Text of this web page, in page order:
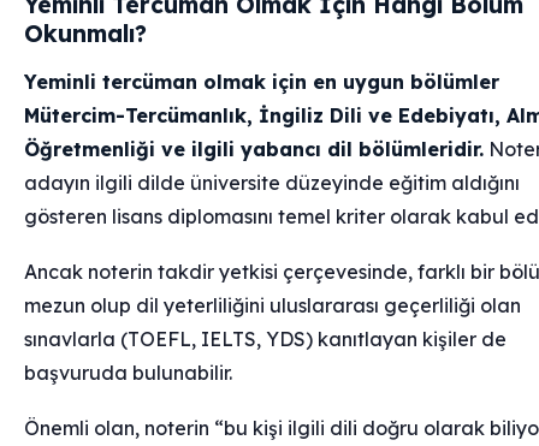
Okunmalı?
Yeminli tercüman olmak için en uygun bölümler
Mütercim-Tercümanlık, İngiliz Dili ve Edebiyatı,
Öğretmenliği ve ilgili yabancı dil bölümleridir.
adayın ilgili dilde üniversite düzeyinde eğitim aldığını
gösteren lisans diplomasını temel kriter olarak kabul
Ancak noterin takdir yetkisi çerçevesinde, farklı bir
mezun olup dil yeterliliğini uluslararası geçerliliği olan
sınavlarla (TOEFL, IELTS, YDS) kanıtlayan kişiler de
başvuruda bulunabilir.
Önemli olan, noterin “bu kişi ilgili dili doğru olarak